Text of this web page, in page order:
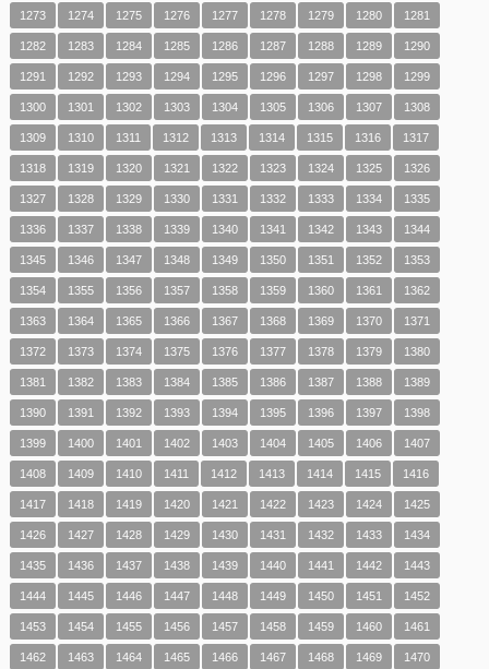
1273 1274 1275 1276 1277 1278 1279 1280 1281
1282 1283 1284 1285 1286 1287 1288 1289 1290
1291 1292 1293 1294 1295 1296 1297 1298 1299
1300 1301 1302 1303 1304 1305 1306 1307 1308
1309 1310 1311 1312 1313 1314 1315 1316 1317
1318 1319 1320 1321 1322 1323 1324 1325 1326
1327 1328 1329 1330 1331 1332 1333 1334 1335
1336 1337 1338 1339 1340 1341 1342 1343 1344
1345 1346 1347 1348 1349 1350 1351 1352 1353
1354 1355 1356 1357 1358 1359 1360 1361 1362
1363 1364 1365 1366 1367 1368 1369 1370 1371
1372 1373 1374 1375 1376 1377 1378 1379 1380
1381 1382 1383 1384 1385 1386 1387 1388 1389
1390 1391 1392 1393 1394 1395 1396 1397 1398
1399 1400 1401 1402 1403 1404 1405 1406 1407
1408 1409 1410 1411 1412 1413 1414 1415 1416
1417 1418 1419 1420 1421 1422 1423 1424 1425
1426 1427 1428 1429 1430 1431 1432 1433 1434
1435 1436 1437 1438 1439 1440 1441 1442 1443
1444 1445 1446 1447 1448 1449 1450 1451 1452
1453 1454 1455 1456 1457 1458 1459 1460 1461
1462 1463 1464 1465 1466 1467 1468 1469 1470